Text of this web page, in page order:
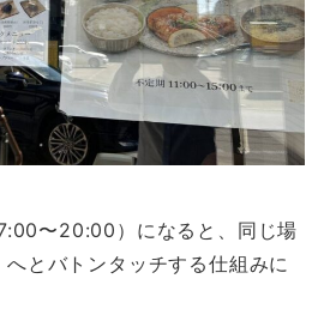
〜20:00）になると、同じ場
とバトンタッチする仕組みに